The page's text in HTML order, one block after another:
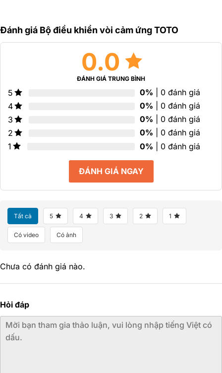
Đánh giá Bộ điều khiển vòi cảm ứng TOTO
0.0
ĐÁNH GIÁ TRUNG BÌNH
5 0% | 0 đánh giá
4
0% | 0 đánh giá
3
0% | 0 đánh giá
2
0% | 0 đánh giá
1
0% | 0 đánh giá
ĐÁNH GIÁ NGAY
Tất cả 5 4 3 2 1
Có video Có ảnh
Chưa có đánh giá nào.
Hỏi đáp